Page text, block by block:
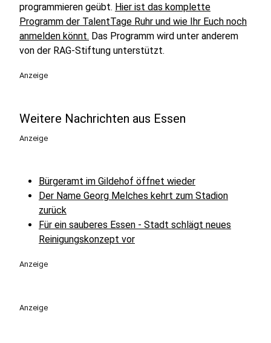
programmieren geübt. Hier ist das komplette
Programm der TalentTage Ruhr und wie Ihr Euch noch
anmelden könnt. Das Programm wird unter anderem
von der RAG-Stiftung unterstützt.
Anzeige
Weitere Nachrichten aus Essen
Anzeige
Bürgeramt im Gildehof öffnet wieder
Der Name Georg Melches kehrt zum Stadion
zurück
Für ein sauberes Essen - Stadt schlägt neues
Reinigungskonzept vor
Anzeige
Anzeige